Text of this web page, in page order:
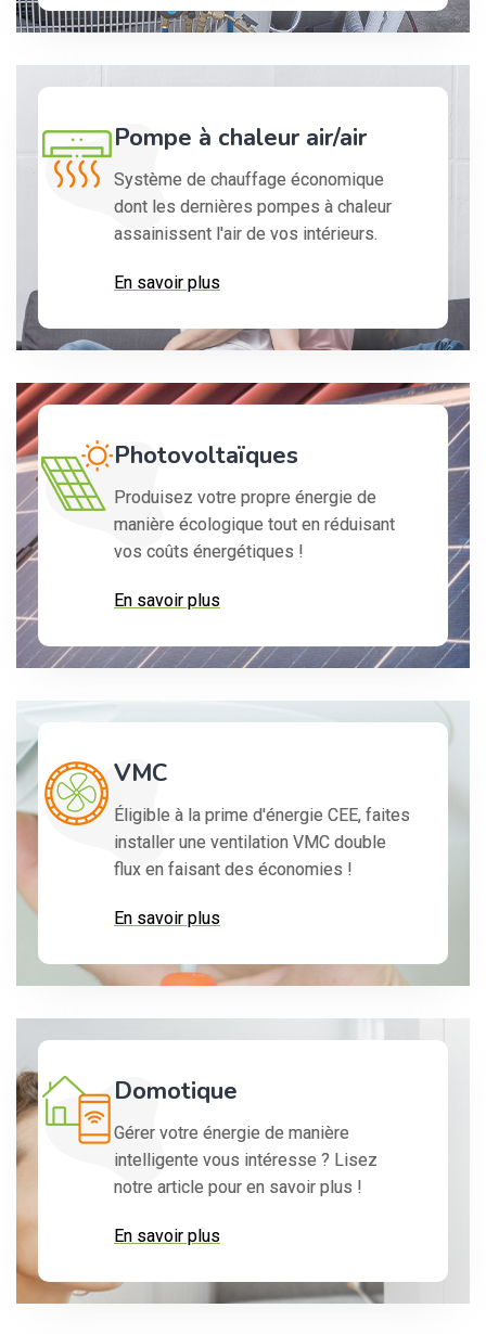
Pompe à chaleur air/air
Système de chauffage économique
dont les dernières pompes à chaleur
assainissent l'air de vos intérieurs.
En savoir plus
Photovoltaïques
Produisez votre propre énergie de
manière écologique tout en réduisant
vos coûts énergétiques !
En savoir plus
VMC
Éligible à la prime d'énergie CEE, faites
installer une ventilation VMC double
flux en faisant des économies !
En savoir plus
Domotique
Gérer votre énergie de manière
intelligente vous intéresse ? Lisez
notre article pour en savoir plus !
En savoir plus